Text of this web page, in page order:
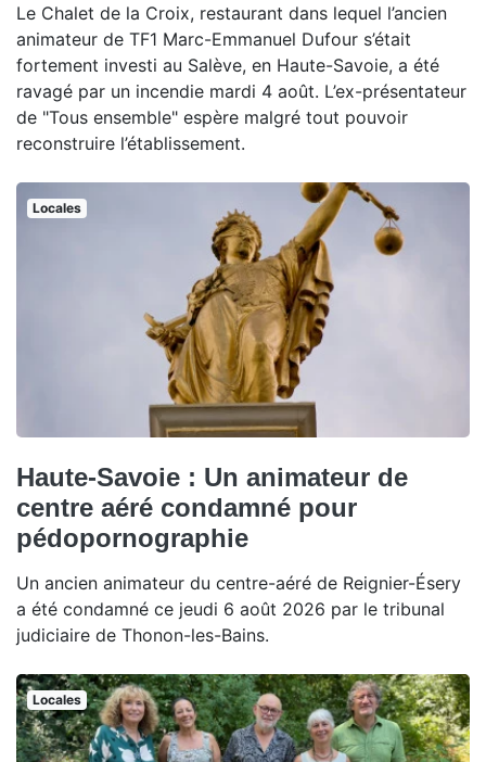
Le Chalet de la Croix, restaurant dans lequel l’ancien
animateur de TF1 Marc-Emmanuel Dufour s’était
fortement investi au Salève, en Haute-Savoie, a été
ravagé par un incendie mardi 4 août. L’ex-présentateur
de "Tous ensemble" espère malgré tout pouvoir
reconstruire l’établissement.
Locales
Haute-Savoie : Un animateur de
centre aéré condamné pour
pédopornographie
Un ancien animateur du centre-aéré de Reignier-Ésery
a été condamné ce jeudi 6 août 2026 par le tribunal
judiciaire de Thonon-les-Bains.
Locales